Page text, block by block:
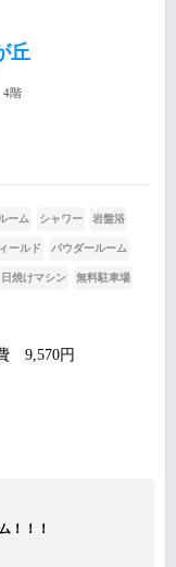
丘
4階
ーム シャワー 岩盤浴
ールド パウダールーム
日焼けマシン 無料駐車場
9,570円
！！！